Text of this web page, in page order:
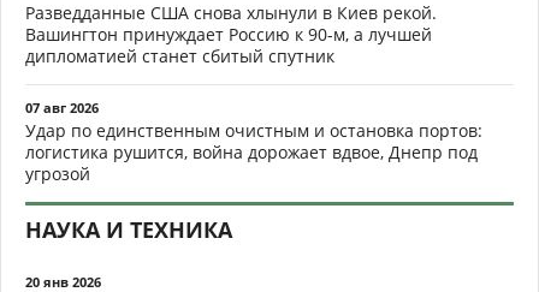
Разведданные США снова хлынули в Киев рекой.
Вашингтон принуждает Россию к 90-м, а лучшей
дипломатией станет сбитый спутник
07 авг 2026
Удар по единственным очистным и остановка портов:
логистика рушится, война дорожает вдвое, Днепр под
угрозой
НАУКА И ТЕХНИКА
20 янв 2026